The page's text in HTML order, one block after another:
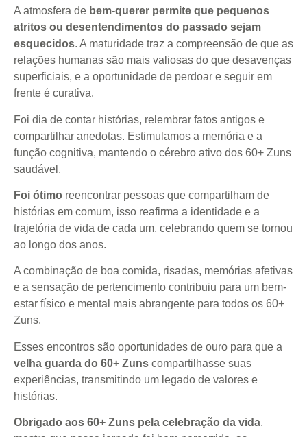
A atmosfera de bem-querer permite que pequenos
atritos ou desentendimentos do passado sejam
esquecidos. A maturidade traz a compreensão de que as
relações humanas são mais valiosas do que desavenças
superficiais, e a oportunidade de perdoar e seguir em
frente é curativa.
Foi dia de contar histórias, relembrar fatos antigos e
compartilhar anedotas. Estimulamos a memória e a
função cognitiva, mantendo o cérebro ativo dos 60+ Zuns
saudável.
Foi ótimo reencontrar pessoas que compartilham de
histórias em comum, isso reafirma a identidade e a
trajetória de vida de cada um, celebrando quem se tornou
ao longo dos anos.
A combinação de boa comida, risadas, memórias afetivas
e a sensação de pertencimento contribuiu para um bem-
estar físico e mental mais abrangente para todos os 60+
Zuns.
Esses encontros são oportunidades de ouro para que a
velha guarda do 60+ Zuns compartilhasse suas
experiências, transmitindo um legado de valores e
histórias.
Obrigado aos 60+ Zuns pela celebração da vida,